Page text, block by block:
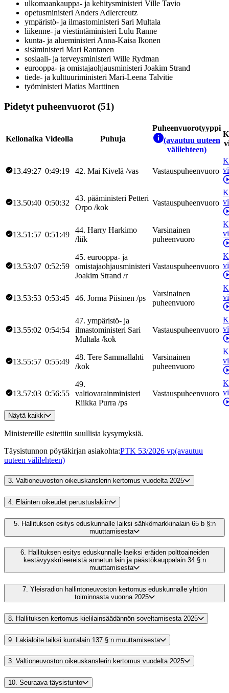
ulkomaankauppa- ja kehitysministeri Ville Tavio
opetusministeri Anders Adlercreutz
ympäristö- ja ilmastoministeri Sari Multala
liikenne- ja viestintäministeri Lulu Ranne
kunta- ja alueministeri Anna-Kaisa Ikonen
sisäministeri Mari Rantanen
sosiaali- ja terveysministeri Wille Rydman
eurooppa- ja omistajaohjausministeri Joakim Strand
tiede- ja kulttuuriministeri Mari-Leena Talvitie
työministeri Matias Marttinen
Pidetyt puheenvuorot (51)
Kellonaika Videolla Puhuja
Puheenvuorotyyppi
(avautuu uuteen
välilehteen)
13.49:27 0:49:19 42. Mai Kivelä /vas Vastauspuheenvuoro
13.50:40 0:50:32
43. pääministeri Petteri
Orpo /kok
Vastauspuheenvuoro
13.51:57 0:51:49
44. Harry Harkimo
/liik
Varsinainen
puheenvuoro
13.53:07 0:52:59
45. eurooppa- ja
omistajaohjausministeri
Joakim Strand /r
Vastauspuheenvuoro
13.53:53 0:53:45 46. Jorma Piisinen /ps
Varsinainen
puheenvuoro
13.55:02 0:54:54
47. ympäristö- ja
ilmastoministeri Sari
Multala /kok
Vastauspuheenvuoro
13.55:57 0:55:49
48. Tere Sammallahti
/kok
Varsinainen
puheenvuoro
13.57:03 0:56:55
49.
valtiovarainministeri
Riikka Purra /ps
Vastauspuheenvuoro
Näytä kaikki
Ministereille esitettiin suullisia kysymyksiä.
Täysistunnon pöytäkirjan asiakohta:PTK 53/2026 vp(avautuu
uuteen välilehteen)
3. Valtioneuvoston oikeuskanslerin kertomus vuodelta 2025
4. Eläinten oikeudet perustuslakiin
5.
Hallituksen esitys eduskunnalle laiksi sähkömarkkinalain 65 b §:n
muuttamisesta
6. Hallituksen esitys eduskunnalle laeiksi eräiden polttoaineiden
kestävyyskriteereistä annetun lain ja päästökauppalain 34 §:n
muuttamisesta
7. Yleisradion hallintoneuvoston kertomus eduskunnalle yhtiön
toiminnasta vuonna 2025
8. Hallituksen kertomus kielilainsäädännön soveltamisesta 2025
9. Lakialoite laiksi kuntalain 137 §:n muuttamisesta
3. Valtioneuvoston oikeuskanslerin kertomus vuodelta 2025
10. Seuraava täysistunto